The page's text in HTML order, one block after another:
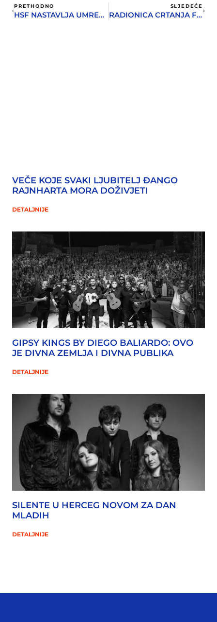
PRETHODNO
HSF NASTAVLJA UMREŽAVANJE SA REGIONALNIM FESTIVALIMA
SLJEDEĆE
RADIONICA CRTANJA FRAKTALA U SUBOTU U ART KVARTU
VEČE KOJE SVAKI LJUBITELJ ĐANGO
RAJNHARTA MORA DOŽIVJETI
DETALJNIJE
GIPSY KINGS BY DIEGO BALIARDO: OVO
JE DIVNA ZEMLJA I DIVNA PUBLIKA
DETALJNIJE
SILENTE U HERCEG NOVOM ZA DAN
MLADIH
DETALJNIJE